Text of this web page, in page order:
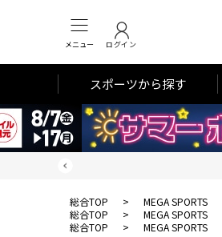
メニュー ログイン
スポーツから探す
総合TOP > MEGA SPORTS
総合TOP
> MEGA SPORTS
総合TOP
> MEGA SPORTS